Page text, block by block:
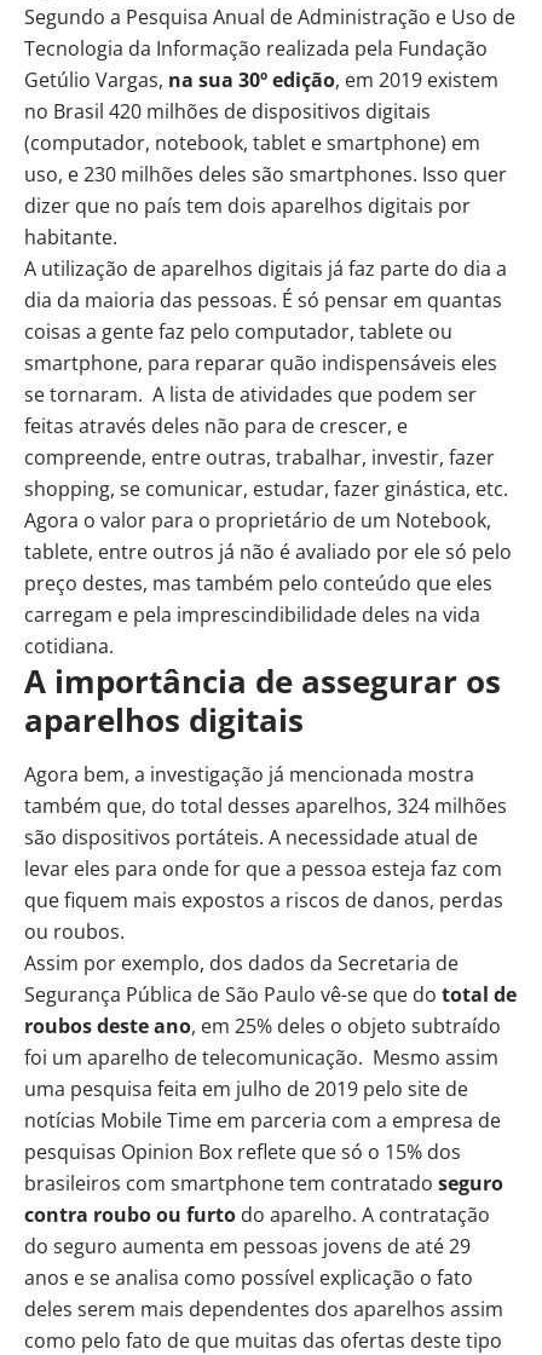
Segundo a Pesquisa Anual de Administração e Uso de
Tecnologia da Informação realizada pela Fundação
Getúlio Vargas, na sua 30º edição, em 2019 existem
no Brasil 420 milhões de dispositivos digitais
(computador, notebook, tablet e smartphone) em
uso, e 230 milhões deles são smartphones. Isso quer
dizer que no país tem dois aparelhos digitais por
habitante.
A utilização de aparelhos digitais já faz parte do dia a
dia da maioria das pessoas. É só pensar em quantas
coisas a gente faz pelo computador, tablete ou
smartphone, para reparar quão indispensáveis eles
se tornaram. A lista de atividades que podem ser
feitas através deles não para de crescer, e
compreende, entre outras, trabalhar, investir, fazer
shopping, se comunicar, estudar, fazer ginástica, etc.
Agora o valor para o proprietário de um Notebook,
tablete, entre outros já não é avaliado por ele só pelo
preço destes, mas também pelo conteúdo que eles
carregam e pela imprescindibilidade deles na vida
cotidiana.
A importância de assegurar os
aparelhos digitais
Agora bem, a investigação já mencionada mostra
também que, do total desses aparelhos, 324 milhões
são dispositivos portáteis. A necessidade atual de
levar eles para onde for que a pessoa esteja faz com
que fiquem mais expostos a riscos de danos, perdas
ou roubos.
Assim por exemplo, dos dados da Secretaria de
Segurança Pública de São Paulo vê-se que do total de
roubos deste ano, em 25% deles o objeto subtraído
foi um aparelho de telecomunicação. Mesmo assim
uma pesquisa feita em julho de 2019 pelo site de
notícias Mobile Time em parceria com a empresa de
pesquisas Opinion Box reflete que só o 15% dos
brasileiros com smartphone tem contratado seguro
contra roubo ou furto do aparelho. A contratação
do seguro aumenta em pessoas jovens de até 29
anos e se analisa como possível explicação o fato
deles serem mais dependentes dos aparelhos assim
como pelo fato de que muitas das ofertas deste tipo